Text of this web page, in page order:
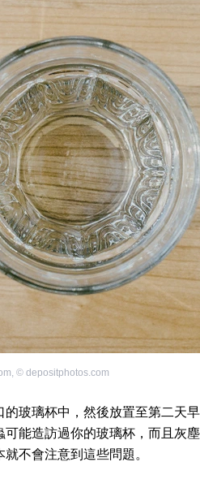
, © depositphotos.com
的玻璃杯中，然後放置至第二天
可能造訪過你的玻璃杯，而且灰
不會注意到這些問題。